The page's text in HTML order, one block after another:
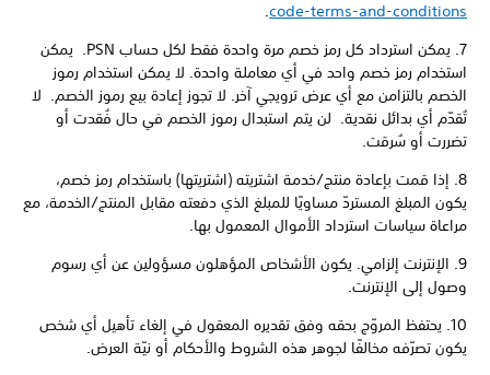
code-terms-and-conditions
.
7. يمكن استرداد كل رمز خصم مرة واحدة فقط لكل حساب PSN. يمكن
استخدام رمز خصم واحد في أي معاملة واحدة. لا يمكن استخدام رموز
الخصم بالتزامن مع أي عرض ترويجي آخر. لا تجوز إعادة بيع رموز الخصم. لا
تُقدّم أي بدائل نقدية. لن يتم استبدال رموز الخصم في حال فُقدت أو
تضررت أو سُرقت.
8. إذا قمت بإعادة منتج/خدمة اشتريته (اشتريتها) باستخدام رمز خصم،
يكون المبلغ المستردّ مساويًا للمبلغ الذي دفعته مقابل المنتج/الخدمة، مع
مراعاة سياسات استرداد الأموال المعمول بها.
9. الإنترنت إلزامي. يكون الأشخاص المؤهلون مسؤولين عن أي رسوم
وصول إلى الإنترنت.
10. يحتفظ المروّج بحقه وفق تقديره المعقول في إلغاء تأهيل أي شخص
يكون تصرّفه مخالفًا لجوهر هذه الشروط والأحكام أو نيّة العرض.